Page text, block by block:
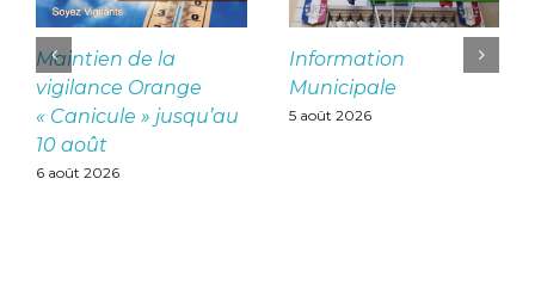
Maintien de la
vigilance Orange
« Canicule » jusqu’au
10 août
6 août 2026
Information
Municipale
5 août 2026